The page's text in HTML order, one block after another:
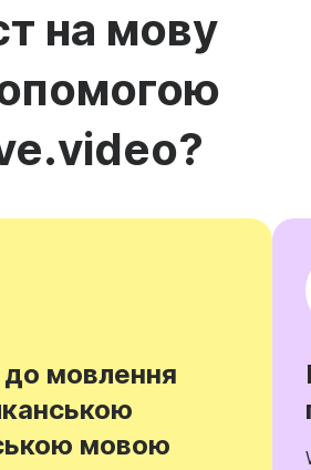
на мову
до мовлення
мовою